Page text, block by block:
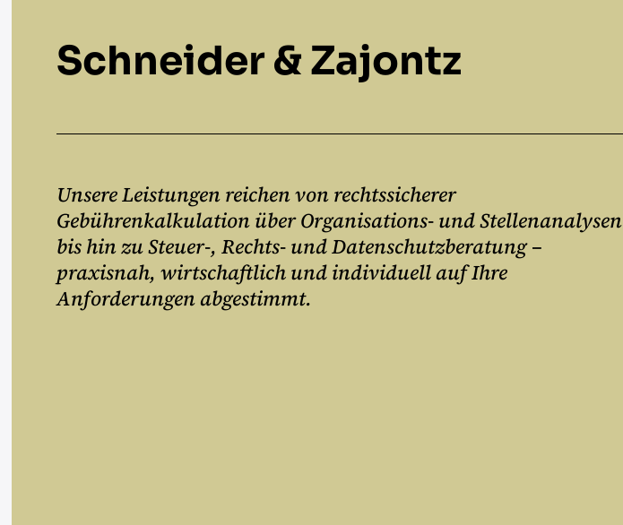
Schneider&Zajontz
Unsere Leistungen reichen von rechtssicherer
Gebührenkalkulation über Organisations- und Stellenanalysen
bis hin zu Steuer-, Rechts- und Datenschutzberatung –
praxisnah, wirtschaftlich und individuell auf Ihre
Anforderungen abgestimmt.